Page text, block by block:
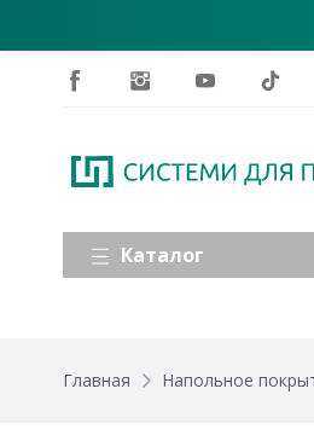
Каталог
Главная Напольное